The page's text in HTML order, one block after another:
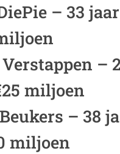
– 33
–
miljoen
– 38
miljoen